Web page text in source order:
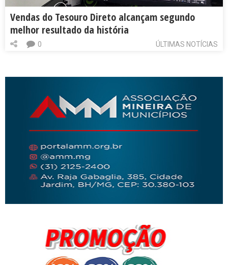
Vendas do Tesouro Direto alcançam segundo
melhor resultado da história
ÚLTIMAS NOTÍCIAS
0